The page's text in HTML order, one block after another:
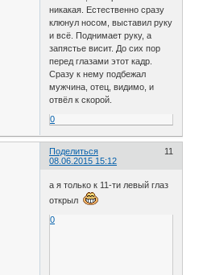
никакая. Естественно сразу
клюнул носом, выставил руку
и всё. Поднимает руку, а
запястье висит. До сих пор
перед глазами этот кадр.
Сразу к нему подбежал
мужчина, отец, видимо, и
отвёл к скорой.
0
Поделиться
11
08.06.2015 15:12
а я только к 11-ти левый глаз
открыл
0